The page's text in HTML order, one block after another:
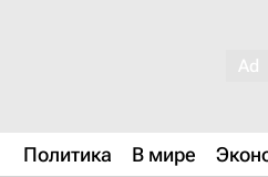
Политика В мире